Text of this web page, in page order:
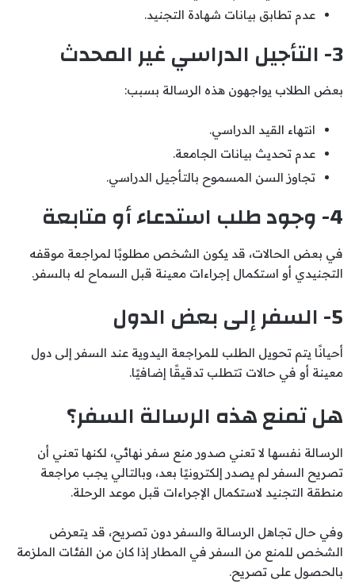
عدم تطابق بيانات شهادة التجنيد.
3- التأجيل الدراسي غير المحدث
بعض الطلاب يواجهون هذه الرسالة بسبب:
انتهاء القيد الدراسي.
عدم تحديث بيانات الجامعة.
تجاوز السن المسموح بالتأجيل الدراسي.
4- وجود طلب استدعاء أو متابعة
في بعض الحالات، قد يكون الشخص مطلوبًا لمراجعة موقفه
التجنيدي أو استكمال إجراءات معينة قبل السماح له بالسفر.
5- السفر إلى بعض الدول
أحيانًا يتم تحويل الطلب للمراجعة اليدوية عند السفر إلى دول
معينة أو في حالات تتطلب تدقيقًا إضافيًا.
هل تمنع هذه الرسالة السفر؟
الرسالة نفسها لا تعني صدور منع سفر نهائي، لكنها تعني أن
تصريح السفر لم يصدر إلكترونيًا بعد، وبالتالي يجب مراجعة
منطقة التجنيد لاستكمال الإجراءات قبل موعد الرحلة.
وفي حال تجاهل الرسالة والسفر دون تصريح، قد يتعرض
الشخص للمنع من السفر في المطار إذا كان من الفئات الملزمة
بالحصول على تصريح.